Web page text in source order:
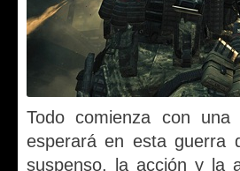
Todo comienza con
esperará en esta guerra
suspenso, la acción y la